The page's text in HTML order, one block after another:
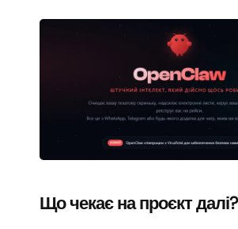
Що чекає на проєкт далі?